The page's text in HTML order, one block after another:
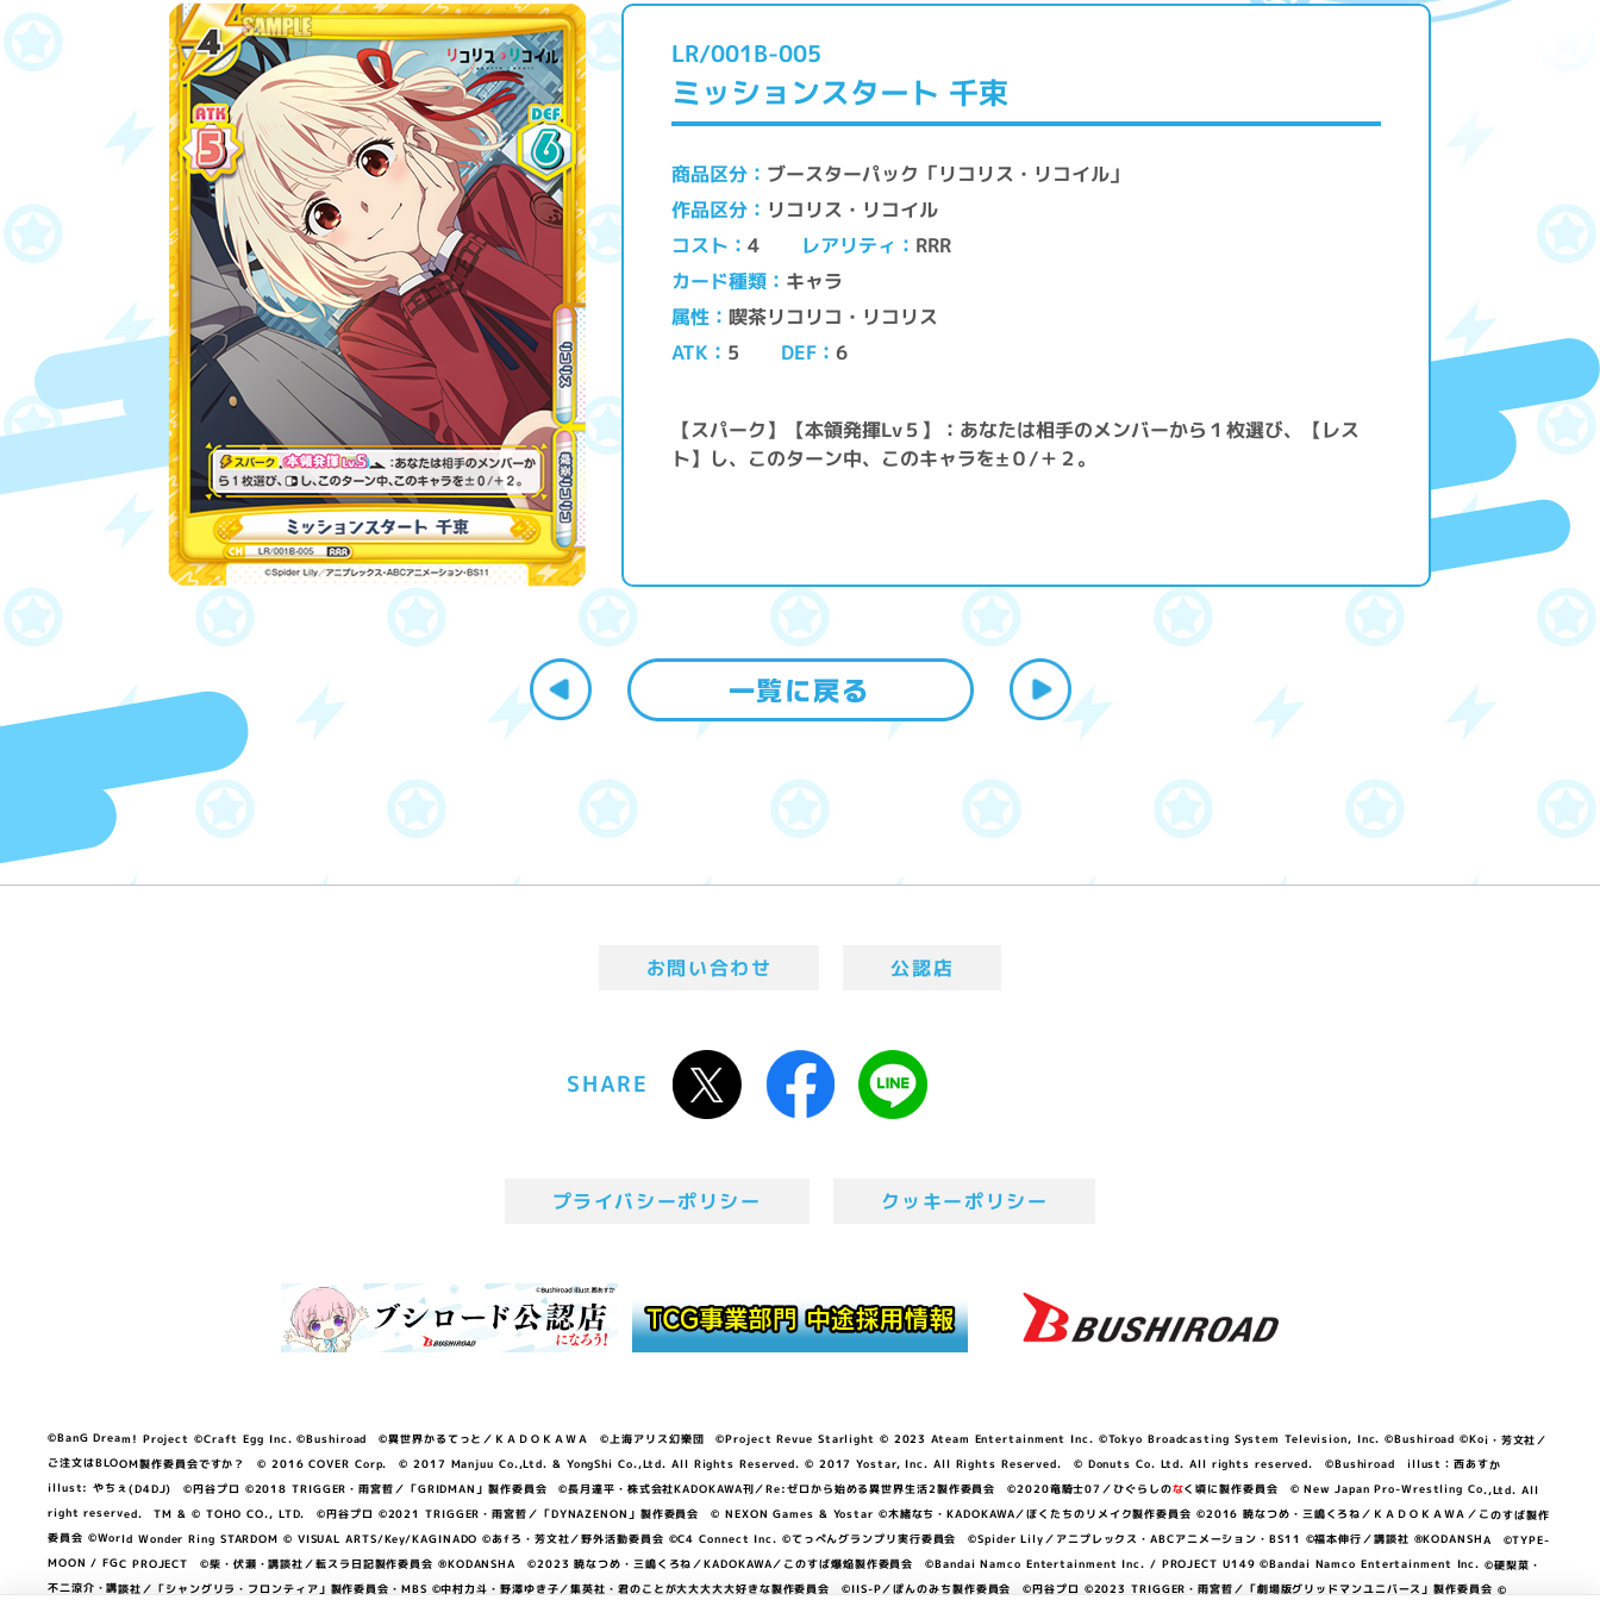
LR/001B-005
ミッションスタート 千束
商品区分 ブースターパック「リコリス・リコイル」
作品区分 リコリス・リコイル
コスト 4 レアリティ RRR
カード種類 キャラ
属性 喫茶リコリコ・リコリス
ATK 5 DEF 6
【スパーク】【本領発揮Lv５】：あなたは相手のメンバーから１枚選び、【レス
ト】し、このターン中、このキャラを±０/＋２。
お問い合わせ 公認店
SHARE
プライバシーポリシー クッキーポリシー
©BanG Dream! Project ©Craft Egg Inc. ©Bushiroad ©異世界かるてっと／ＫＡＤＯＫＡＷＡ ©上海アリス幻樂団 ©Project Revue Starlight © 2023 Ateam Entertainment Inc. ©Tokyo Broadcasting System Television, Inc. ©Bushiroad ©Koi・芳文社／
ご注文はBLOOM製作委員会ですか？ © 2016 COVER Corp. © 2017 Manjuu Co.,Ltd. & YongShi Co.,Ltd. All Rights Reserved. © 2017 Yostar, Inc. All Rights Reserved. © Donuts Co. Ltd. All rights reserved. ©Bushiroad illust：西あすか
illust: やちぇ(D4DJ) ©円谷プロ ©2018 TRIGGER・雨宮哲／「GRIDMAN」製作委員会 ©長月達平・株式会社KADOKAWA刊／Re:ゼロから始める異世界生活2製作委員会 ©2020竜騎士07／ひぐらしのなく頃に製作委員会 © New Japan Pro-Wrestling Co.,Ltd. All
right reserved. TM & © TOHO CO., LTD. ©円谷プロ ©2021 TRIGGER・雨宮哲／「DYNAZENON」製作委員会 © NEXON Games & Yostar ©木緒なち・KADOKAWA／ぼくたちのリメイク製作委員会 ©2016 暁なつめ・三嶋くろね／ＫＡＤＯＫＡＷＡ／このすば製作
委員会 ©World Wonder Ring STARDOM © VISUAL ARTS/Key/KAGINADO ©あfろ・芳文社／野外活動委員会 ©C4 Connect Inc. ©てっぺんグランプリ実行委員会 ©Spider Lily／アニプレックス・ABCアニメーション・BS11 ©福本伸行／講談社 ®KODANSHA ©TYPE-
MOON / FGC PROJECT ©柴・伏瀬・講談社／転スラ日記製作委員会 ®KODANSHA ©2023 暁なつめ・三嶋くろね／KADOKAWA／このすば爆焔製作委員会 ©Bandai Namco Entertainment Inc. / PROJECT U149 ©Bandai Namco Entertainment Inc. ©硬梨菜・
不二涼介・講談社／「シャングリラ・フロンティア」製作委員会・MBS ©中村力斗・野澤ゆき子／集英社・君のことが大大大大大好きな製作委員会 ©IIS-P／ぽんのみち製作委員会 ©円谷プロ ©2023 TRIGGER・雨宮哲／「劇場版グリッドマンユニバース」製作委員会 ©